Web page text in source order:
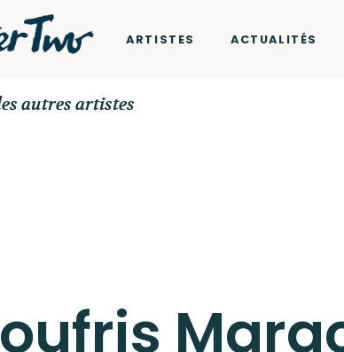
ARTISTES ACTUALITÉS
autres artistes